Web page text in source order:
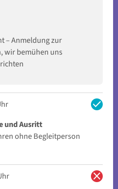
– Anmeldung zur
wir bemühen uns
check
und Ausritt
ohne Begleitperson
close